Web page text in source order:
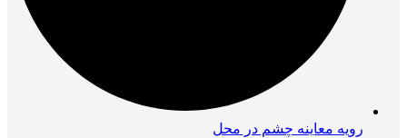
رویه معاینه چشم در محل